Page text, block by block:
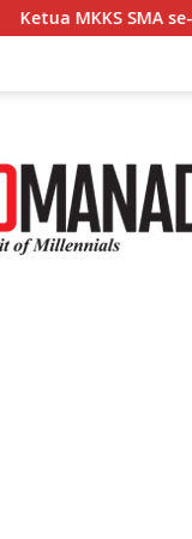
SMA se-Sulut